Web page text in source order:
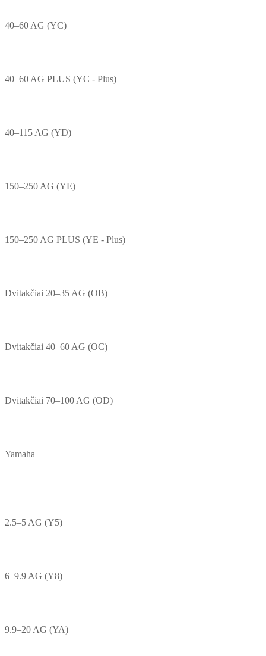
40–60 AG (YC)
40–60 AG PLUS (YC - Plus)
40–115 AG (YD)
150–250 AG (YE)
150–250 AG PLUS (YE - Plus)
Dvitakčiai 20–35 AG (OB)
Dvitakčiai 40–60 AG (OC)
Dvitakčiai 70–100 AG (OD)
Yamaha
2.5–5 AG (Y5)
6–9.9 AG (Y8)
9.9–20 AG (YA)